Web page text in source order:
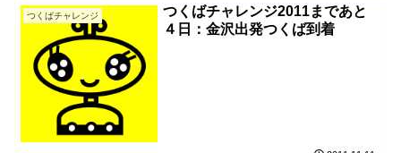
つくばチャレンジ
つくばチャレンジ2011まであと
４日：金沢出発つくば到着